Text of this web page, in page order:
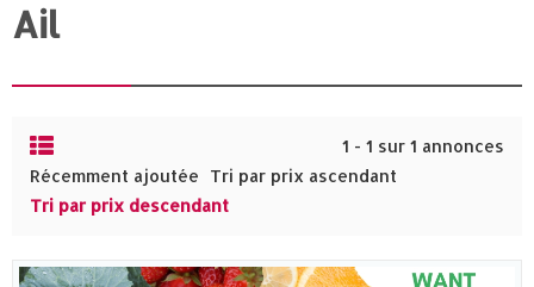
Ail
1 - 1 sur 1 annonces
Récemment ajoutée
Tri par prix ascendant
Tri par prix descendant